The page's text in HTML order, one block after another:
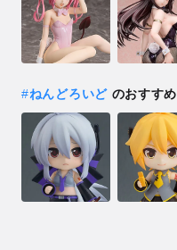
#ねんどろいどのおすすめ